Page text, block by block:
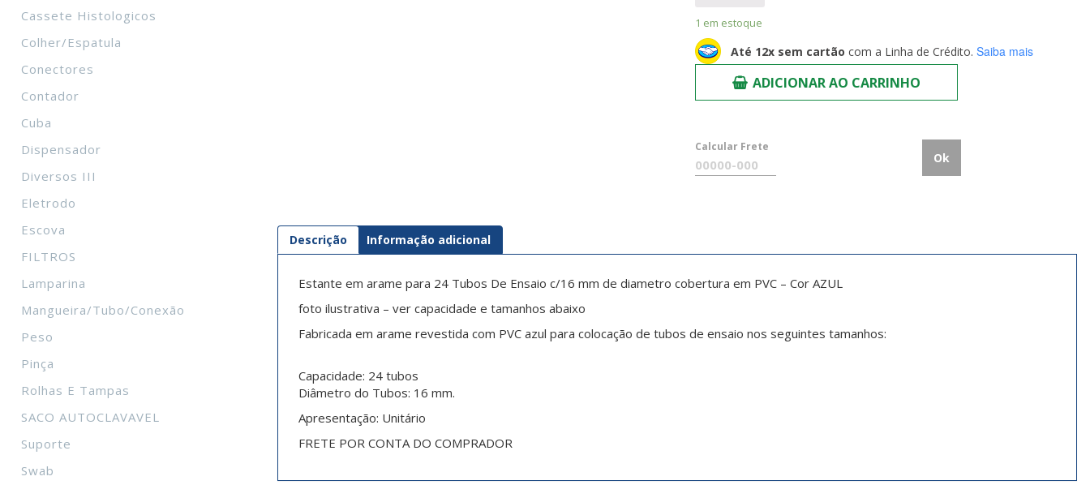
Cassete Histologicos
Colher/Espatula
Conectores
Contador
Cuba
Dispensador
Diversos III
Eletrodo
Escova
FILTROS
Lamparina
Mangueira/tubo/conexão
Peso
Pinça
Rolhas E Tampas
SACO AUTOCLAVAVEL
Suporte
Swab
1 em estoque
Até 12x sem cartão com a Linha de Crédito. Saiba mais
ADICIONAR AO CARRINHO
Calcular Frete
Ok
Descrição Informação adicional
Estante em arame para 24 Tubos De Ensaio c/16 mm de diametro cobertura em PVC – Cor AZUL
foto ilustrativa – ver capacidade e tamanhos abaixo
Fabricada em arame revestida com PVC azul para colocação de tubos de ensaio nos seguintes tamanhos:
Capacidade: 24 tubos
Diâmetro do Tubos: 16 mm.
Apresentação: Unitário
FRETE POR CONTA DO COMPRADOR